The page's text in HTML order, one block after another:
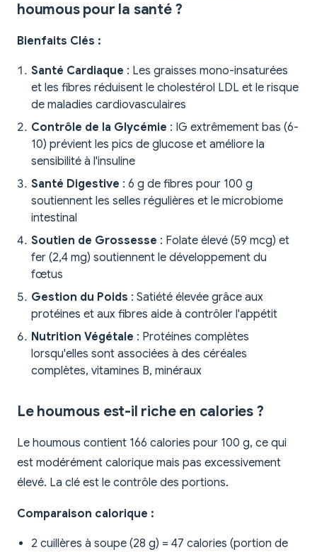
houmous pour la santé ?
Bienfaits Clés :
Santé Cardiaque : Les graisses mono-insaturées
et les fibres réduisent le cholestérol LDL et le risque
de maladies cardiovasculaires
Contrôle de la Glycémie : IG extrêmement bas (6-
10) prévient les pics de glucose et améliore la
sensibilité à l'insuline
Santé Digestive : 6 g de fibres pour 100 g
soutiennent les selles régulières et le microbiome
intestinal
Soutien de Grossesse : Folate élevé (59 mcg) et
fer (2,4 mg) soutiennent le développement du
fœtus
Gestion du Poids : Satiété élevée grâce aux
protéines et aux fibres aide à contrôler l'appétit
Nutrition Végétale : Protéines complètes
lorsqu'elles sont associées à des céréales
complètes, vitamines B, minéraux
Le houmous est-il riche en calories ?
Le houmous contient 166 calories pour 100 g, ce qui
est modérément calorique mais pas excessivement
élevé. La clé est le contrôle des portions.
Comparaison calorique :
2 cuillères à soupe (28 g) = 47 calories (portion de